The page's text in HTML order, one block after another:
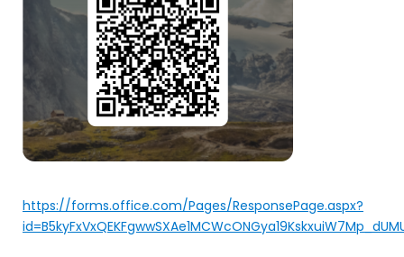
https://forms.office.com/Pages/ResponsePage.aspx?